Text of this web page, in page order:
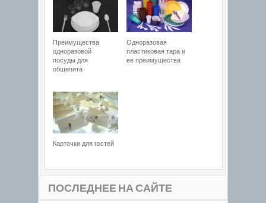
Преимущества
одноразовой
посуды для
общепита
Одноразовая
пластиковая тара и
ее преимущества
Карточки для гостей
ПОСЛЕДНЕЕ НА САЙТЕ